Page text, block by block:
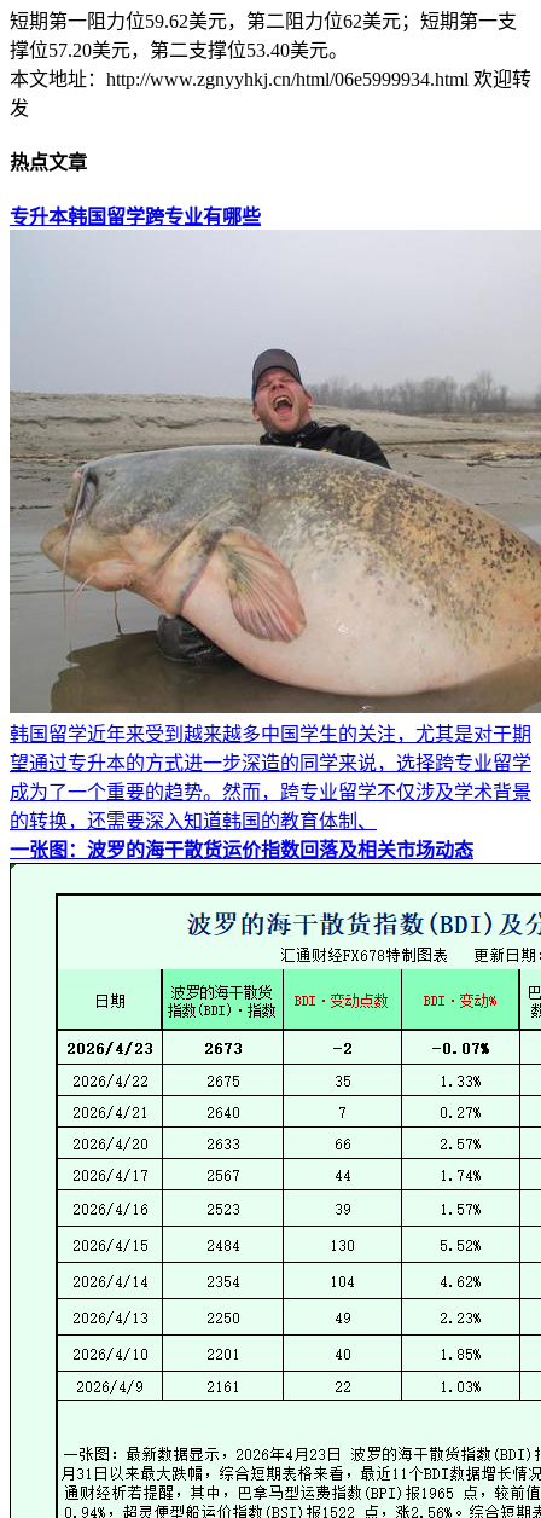
短期第一阻力位59.62美元，第二阻力位62美元；短期第一支
撑位57.20美元，第二支撑位53.40美元。
本文地址：http://www.zgnyyhkj.cn/html/06e5999934.html 欢迎转
发
热点文章
专升本韩国留学跨专业有哪些
韩国留学近年来受到越来越多中国学生的关注，尤其是对于期
望通过专升本的方式进一步深造的同学来说，选择跨专业留学
成为了一个重要的趋势。然而，跨专业留学不仅涉及学术背景
的转换，还需要深入知道韩国的教育体制、
一张图：波罗的海干散货运价指数回落及相关市场动态